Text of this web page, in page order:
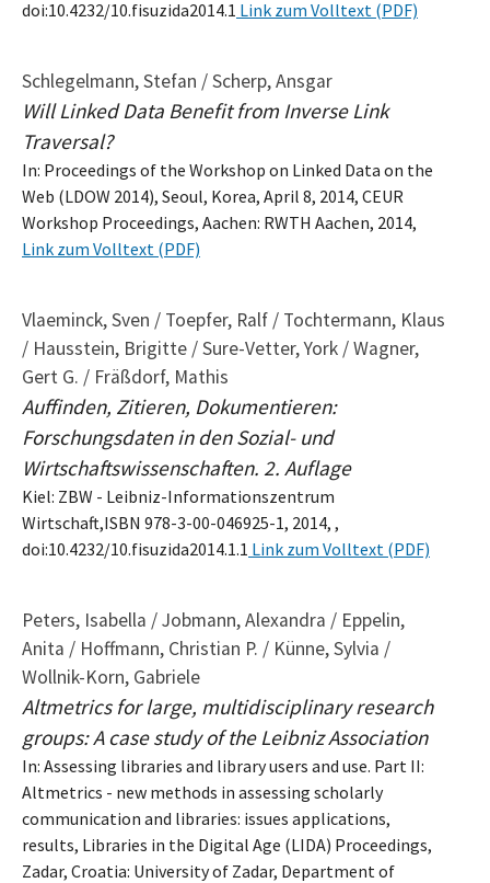
doi:10.4232/10.fisuzida2014.1 Link zum Volltext (PDF)
Schlegelmann, Stefan / Scherp, Ansgar
Will Linked Data Benefit from Inverse Link
Traversal?
In: Proceedings of the Workshop on Linked Data on the
Web (LDOW 2014), Seoul, Korea, April 8, 2014, CEUR
Workshop Proceedings, Aachen: RWTH Aachen, 2014,
Link zum Volltext (PDF)
Vlaeminck, Sven / Toepfer, Ralf / Tochtermann, Klaus
/ Hausstein, Brigitte / Sure-Vetter, York / Wagner,
Gert G. / Fräßdorf, Mathis
Auffinden, Zitieren, Dokumentieren:
Forschungsdaten in den Sozial- und
Wirtschaftswissenschaften. 2. Auflage
Kiel: ZBW - Leibniz-Informationszentrum
Wirtschaft,ISBN 978-3-00-046925-1, 2014, ,
doi:10.4232/10.fisuzida2014.1.1 Link zum Volltext (PDF)
Peters, Isabella / Jobmann, Alexandra / Eppelin,
Anita / Hoffmann, Christian P. / Künne, Sylvia /
Wollnik-Korn, Gabriele
Altmetrics for large, multidisciplinary research
groups: A case study of the Leibniz Association
In: Assessing libraries and library users and use. Part II:
Altmetrics - new methods in assessing scholarly
communication and libraries: issues applications,
results, Libraries in the Digital Age (LIDA) Proceedings,
Zadar, Croatia: University of Zadar, Department of